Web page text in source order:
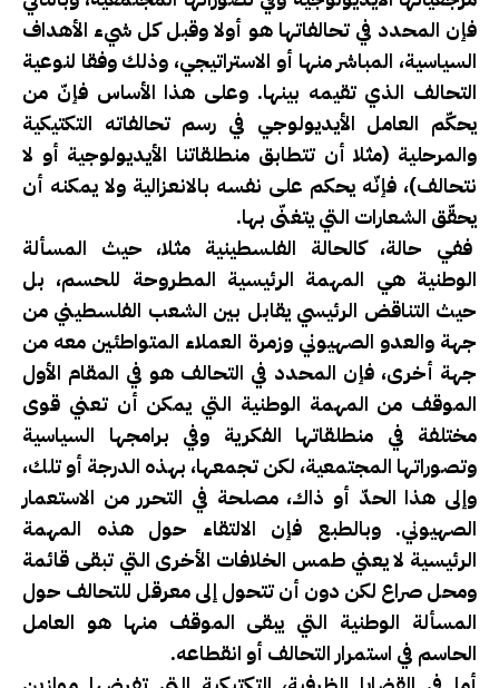
فإن المحدد في تحالفاتها هو أولا وقبل كل شيء الأهداف
السياسية، المباشر منها أو الاستراتيجي، وذلك وفقا لنوعية
التحالف الذي تقيمه بينها. وعلى هذا الأساس فإنّ من
يحكّم العامل الأيديولوجي في رسم تحالفاته التكتيكية
والمرحلية (مثلا أن تتطابق منطلقاتنا الأيديولوجية أو لا
نتحالف)، فإنّه يحكم على نفسه بالانعزالية ولا يمكنه أن
يحقّق الشعارات التي يتغنّى بها.
ففي حالة، كالحالة الفلسطينية مثلا، حيث المسألة
الوطنية هي المهمة الرئيسية المطروحة للحسم، بل
حيث التناقض الرئيسي يقابل بين الشعب الفلسطيني من
جهة والعدو الصهيوني وزمرة العملاء المتواطئين معه من
جهة أخرى، فإن المحدد في التحالف هو في المقام الأول
الموقف من المهمة الوطنية التي يمكن أن تعني قوى
مختلفة في منطلقاتها الفكرية وفي برامجها السياسية
وتصوراتها المجتمعية، لكن تجمعها، بهذه الدرجة أو تلك،
وإلى هذا الحدّ أو ذاك، مصلحة في التحرر من الاستعمار
الصهيوني. وبالطبع فإن الالتقاء حول هذه المهمة
الرئيسية لا يعني طمس الخلافات الأخرى التي تبقى قائمة
ومحل صراع لكن دون أن تتحول إلى معرقل للتحالف حول
المسألة الوطنية التي يبقى الموقف منها هو العامل
الحاسم في استمرار التحالف أو انقطاعه.